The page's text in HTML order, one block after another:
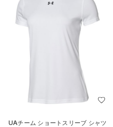
UAチーム ショートスリーブ シャツ